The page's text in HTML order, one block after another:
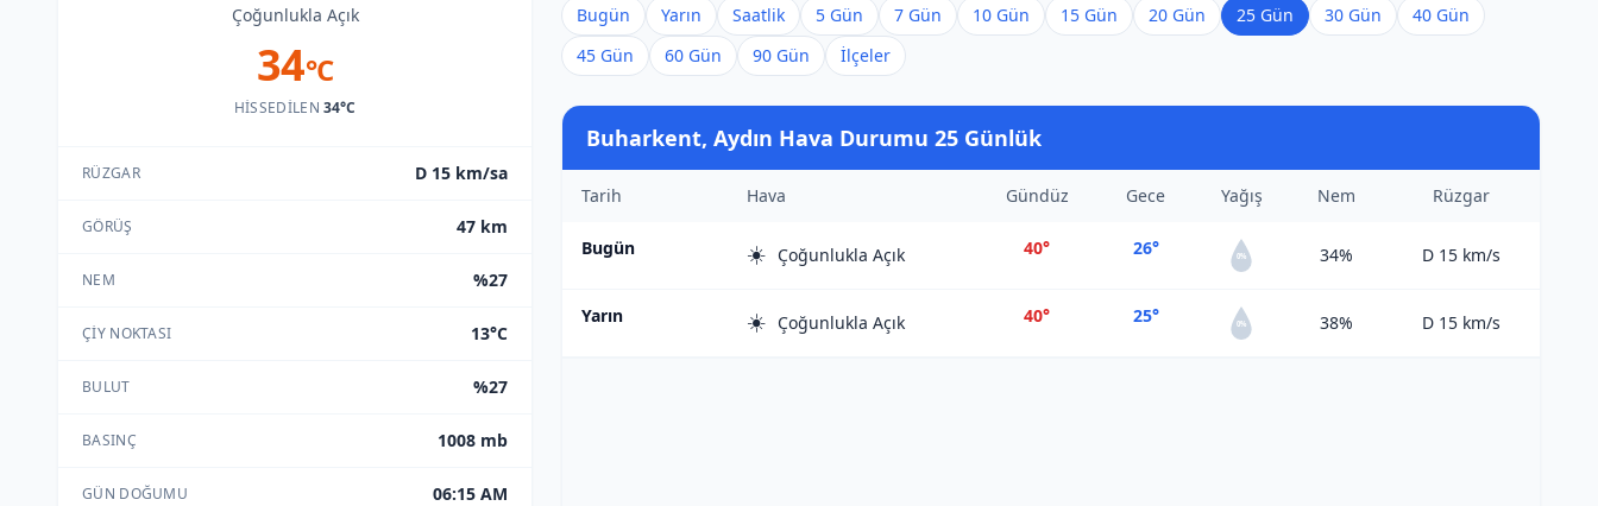
Çoğunlukla Açık
34°C
HISSEDILEN34°C
RÜZGAR D 15 km/sa
GÖRÜŞ 47 km
NEM %27
ÇIY NOKTASI 13°C
BULUT %27
BASINÇ 1008 mb
GÜN DOĞUMU 06:15 AM
Bugün Yarın Saatlik 5 Gün 7 Gün 10 Gün 15 Gün 20 Gün 25 Gün 30 Gün
40 Gün
45 Gün
60 Gün 90 Gün İlçeler
Buharkent, Aydın Hava Durumu 25 Günlük
Tarih Hava Gündüz Gece Yağış Nem Rüzgar
Bugün ☀️ Çoğunlukla Açık 40° 26° 0% 34% D 15 km/s
Yarın ☀️ Çoğunlukla Açık 40° 25° 0% 38% D 15 km/s